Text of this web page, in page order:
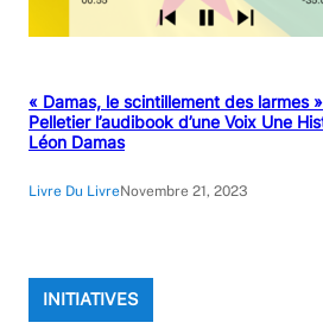
« Damas, le scintillement des larmes
Pelletier l’audibook d’une Voix Une
Léon Damas
Livre Du LivreNovembre 21, 2023
INITIATIVES